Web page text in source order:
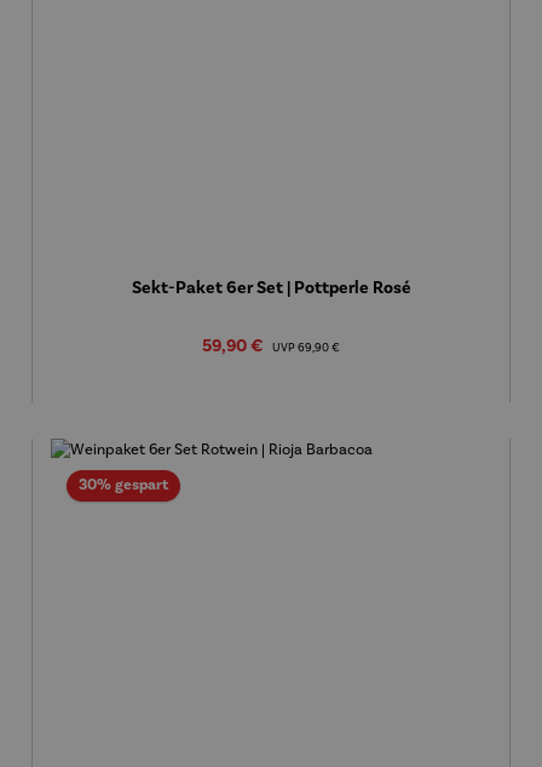
Sekt-Paket 6er Set | Pottperle Rosé
Verkaufspreis:
59,90 € UVP Regulärer Preis:
69,90 €
30% gespartRabatt